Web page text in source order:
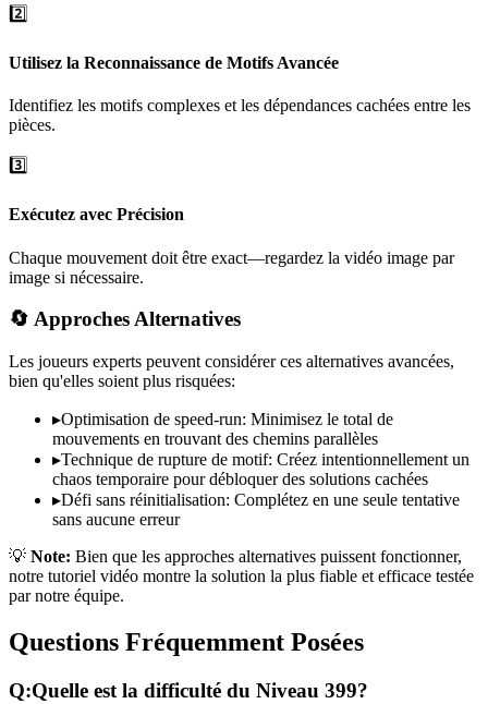
2️⃣
Utilisez la Reconnaissance de Motifs Avancée
Identifiez les motifs complexes et les dépendances cachées entre les
pièces.
3️⃣
Exécutez avec Précision
Chaque mouvement doit être exact—regardez la vidéo image par
image si nécessaire.
🔄 Approches Alternatives
Les joueurs experts peuvent considérer ces alternatives avancées,
bien qu'elles soient plus risquées:
▸Optimisation de speed-run: Minimisez le total de
mouvements en trouvant des chemins parallèles
▸Technique de rupture de motif: Créez intentionnellement un
chaos temporaire pour débloquer des solutions cachées
▸Défi sans réinitialisation: Complétez en une seule tentative
sans aucune erreur
💡 Note: Bien que les approches alternatives puissent fonctionner,
notre tutoriel vidéo montre la solution la plus fiable et efficace testée
par notre équipe.
Questions Fréquemment Posées
Q:Quelle est la difficulté du Niveau 399?